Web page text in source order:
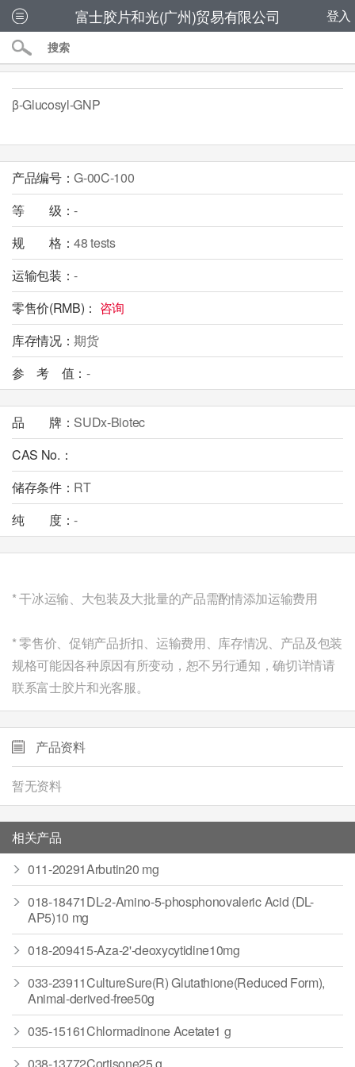
富士胶片和光(广州)贸易有限公司 登入
β-Glucosyl-GNP
产品编号：G-00C-100
等 级：-
规 格：48 tests
运输包装：-
零售价(RMB)： 咨询
库存情况：期货
参 考 值：-
品 牌： SUDx-Biotec
CAS No.：
储存条件： RT
纯 度：-
* 干冰运输、大包装及大批量的产品需酌情添加运输费用
* 零售价、促销产品折扣、运输费用、库存情况、 产品及包装
规格可能因各种原因有所变动，恕不另行通知，确切详情请
联系富士胶片和光客服。
产品资料
暂无资料
相关产品
011-20291Arbutin20 mg
018-18471DL-2-Amino-5-phosphonovaleric Acid (DL-
AP5)10 mg
018-209415-Aza-2'-deoxycytidine10mg
033-23911CultureSure(R) Glutathione(Reduced Form),
Animal-derived-free50g
035-15161Chlormadinone Acetate1 g